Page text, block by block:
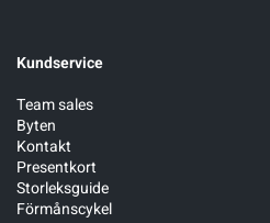
Kundservice
Team sales
Byten
Kontakt
Presentkort
Storleksguide
Förmånscykel